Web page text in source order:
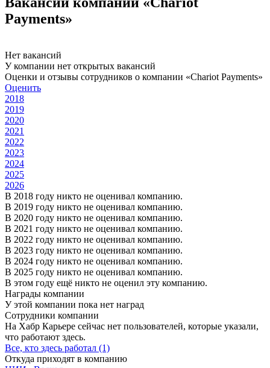
Payments»
Нет вакансий
У компании нет открытых вакансий
Оценки и отзывы сотрудников о компании «Chariot Payments»
Оценить
2018
2019
2020
2021
2022
2023
2024
2025
2026
В 2018 году никто не оценивал компанию.
В 2019 году никто не оценивал компанию.
В 2020 году никто не оценивал компанию.
В 2021 году никто не оценивал компанию.
В 2022 году никто не оценивал компанию.
В 2023 году никто не оценивал компанию.
В 2024 году никто не оценивал компанию.
В 2025 году никто не оценивал компанию.
В этом году ещё никто не оценил эту компанию.
Награды компании
У этой компании пока нет наград
Сотрудники компании
На Хабр Карьере сейчас нет пользователей, которые указали,
что работают здесь.
Все, кто здесь работал (1)
Откуда приходят в компанию